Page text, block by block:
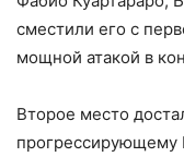
сместили его с
мощной атакой в
Второе место
прогрессирующему